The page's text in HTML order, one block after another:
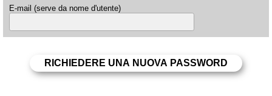
E-mail (serve da nome d'utente)